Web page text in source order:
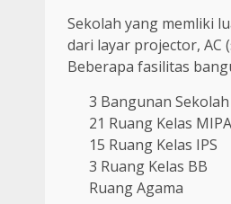
Sekolah yang memliki
dari layar projector, AC
Beberapa fasilitas
3 Bangunan
21 Ruang Kelas MIPA
15 Ruang Kelas IPS
3 Ruang Kelas BB
Ruang Agama